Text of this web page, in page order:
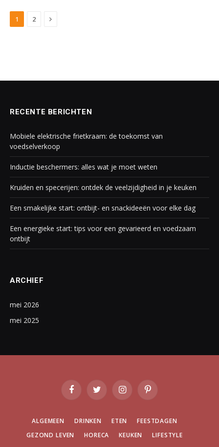
1 2 Next
RECENTE BERICHTEN
Mobiele elektrische frietkraam: de toekomst van
voedselverkoop
Inductie beschermers: alles wat je moet weten
Kruiden en specerijen: ontdek de veelzijdigheid in je keuken
Een smakelijke start: ontbijt- en snackideeën voor elke dag
Een energieke start: tips voor een gevarieerd en voedzaam
ontbijt
ARCHIEF
mei 2026
mei 2025
FacebookTwitter InstagramPinterest
ALGEMEEN DRINKEN ETEN
FEESTDAGEN
GEZOND LEVEN
HORECA KEUKEN
LIFESTYLE